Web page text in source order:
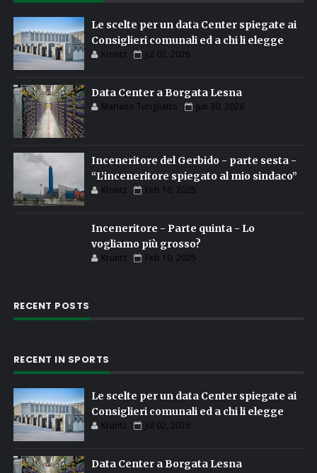
Le scelte per un data Center spiegate ai
Consiglieri comunali ed a chi li elegge
Kruntz Jul 02, 2026
Data Center a Borgata Lesna
Mariano Turigliatto Jun 30, 2026
Inceneritore del Gerbido - parte sesta -
“L’inceneritore spiegato al mio sindaco”
Kruntz Feb 16, 2025
Inceneritore - Parte quinta - Lo
vogliamo più grosso?
Kruntz Feb 10, 2025
RECENT POSTS
RECENT IN SPORTS
Le scelte per un data Center spiegate ai
Consiglieri comunali ed a chi li elegge
Kruntz Jul 02, 2026
Data Center a Borgata Lesna